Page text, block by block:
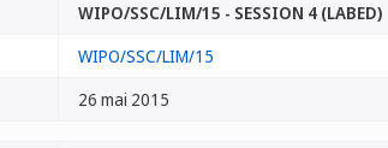
WIPO/SSC/LIM/15 - SESSION 4 (LABED)
WIPO/SSC/LIM/15
26 mai 2015